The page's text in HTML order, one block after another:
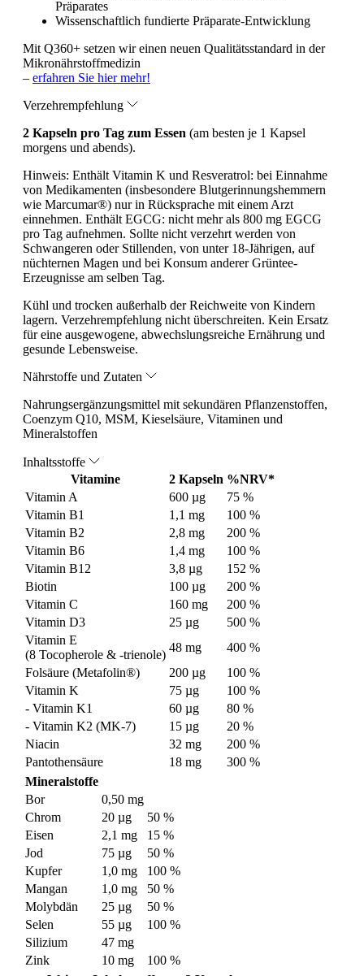
Präparates
Wissenschaftlich fundierte Präparate-Entwicklung
Mit Q360+ setzen wir einen neuen Qualitätsstandard in der
Mikronährstoffmedizin
– erfahren Sie hier mehr!
Verzehrempfehlung
2 Kapseln pro Tag zum Essen (am besten je 1 Kapsel
morgens und abends).
Hinweis: Enthält Vitamin K und Resveratrol: bei Einnahme
von Medikamenten (insbesondere Blutgerinnungshemmern
wie Marcumar®) nur in Rücksprache mit einem Arzt
einnehmen. Enthält EGCG: nicht mehr als 800 mg EGCG
pro Tag aufnehmen. Sollte nicht verzehrt werden von
Schwangeren oder Stillenden, von unter 18-Jährigen, auf
nüchternen Magen und bei Konsum anderer Grüntee-
Erzeugnisse am selben Tag.
Kühl und trocken außerhalb der Reichweite von Kindern
lagern. Verzehrempfehlung nicht überschreiten. Kein Ersatz
für eine ausgewogene, abwechslungsreiche Ernährung und
gesunde Lebensweise.
Nährstoffe und Zutaten
Nahrungsergänzungsmittel mit sekundären Pflanzenstoffen,
Coenzym Q10, MSM, Kieselsäure, Vitaminen und
Mineralstoffen
Inhaltsstoffe
Vitamine
2 Kapseln %NRV*
Vitamin A
600 µg
75 %
Vitamin B1
1,1 mg
100 %
Vitamin B2
2,8 mg
200 %
Vitamin B6
1,4 mg
100 %
Vitamin B12
3,8 µg
152 %
Biotin
100 µg
200 %
Vitamin C
160 mg
200 %
Vitamin D3
25 µg
500 %
Vitamin E
(8 Tocopherole & -trienole)
48 mg
400 %
Folsäure (Metafolin®)
200 µg
100 %
Vitamin K
75 µg
100 %
- Vitamin K1
60 µg
80 %
- Vitamin K2 (MK-7)
15 µg
20 %
Niacin
32 mg
200 %
Pantothensäure
18 mg
300 %
Mineralstoffe
Bor
0,50 mg
Chrom
20 µg
50 %
Eisen
2,1 mg
15 %
Jod
75 µg
50 %
Kupfer
1,0 mg
100 %
Mangan
1,0 mg
50 %
Molybdän
25 µg
50 %
Selen
55 µg
100 %
Silizium
47 mg
Zink
10 mg
100 %